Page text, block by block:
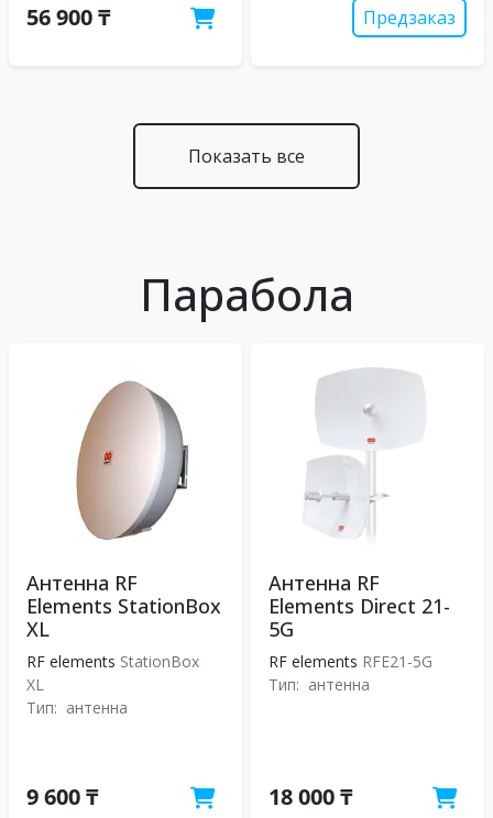
56 900 ₸ Предзаказ
Показать все
Парабола
Антенна RF
Elements StationBox
XL
RF elements StationBox
XL
Тип: антенна
9 600 ₸
Антенна RF
Elements Direct 21-
5G
RF elements RFE21-5G
Тип: антенна
18 000 ₸